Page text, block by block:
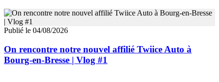
Publié le 04/08/2026
On rencontre notre nouvel affilié Twiice Auto à
Bourg-en-Bresse | Vlog #1